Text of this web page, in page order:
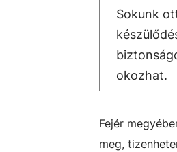
Sokunk
okozhat.
Fejér
meg,